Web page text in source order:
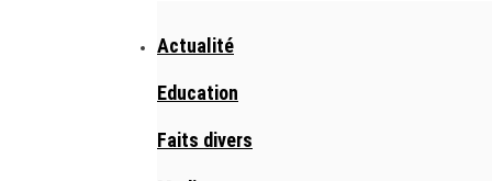
Actualité
Education
Faits divers